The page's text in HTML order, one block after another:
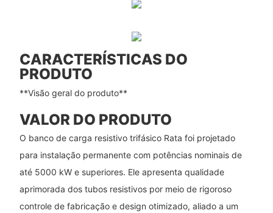
CARACTERÍSTICAS DO
PRODUTO
**Visão geral do produto**
VALOR DO PRODUTO
O banco de carga resistivo trifásico Rata foi projetado
para instalação permanente com potências nominais de
até 5000 kW e superiores. Ele apresenta qualidade
aprimorada dos tubos resistivos por meio de rigoroso
controle de fabricação e design otimizado, aliado a um